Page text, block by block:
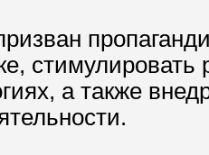
а также